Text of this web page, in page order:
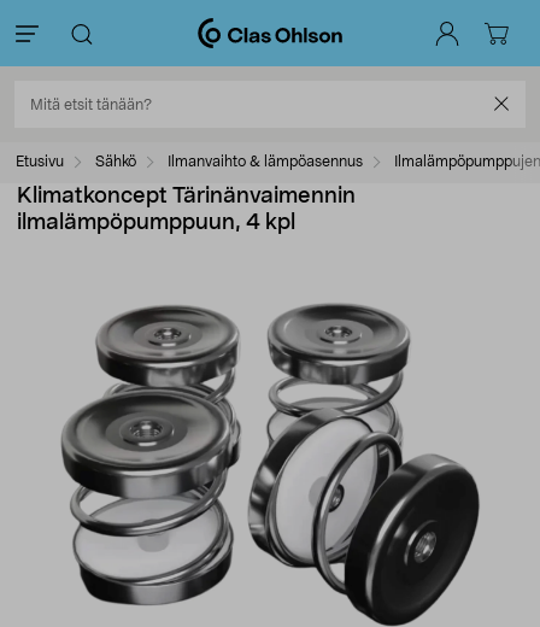
Etusivu Sähkö Ilmanvaihto & lämpöasennus
Klimatkoncept Tärinänvaimennin
ilmalämpöpumppuun, 4 kpl